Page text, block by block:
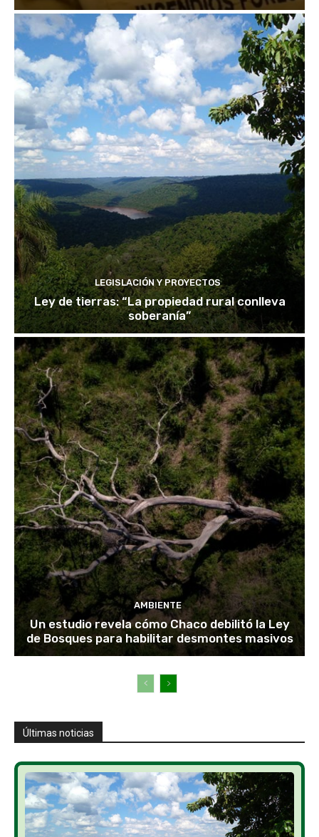
LEGISLACIÓN Y PROYECTOS
Ley de tierras: “La propiedad rural conlleva
soberanía”
AMBIENTE
Un estudio revela cómo Chaco debilitó la Ley
de Bosques para habilitar desmontes masivos
Últimas noticias